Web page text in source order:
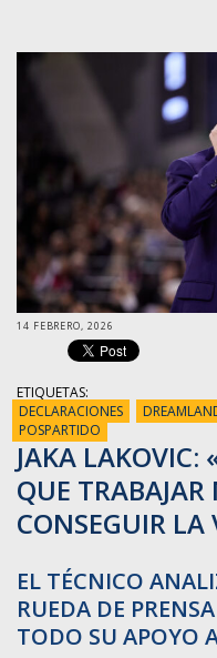
14 FEBRERO, 2026
ETIQUETAS:
DECLARACIONES
POSPARTIDO
JAKA LAKOVIC:
QUE
CONSEGUIR LA
EL TÉCNICO
RUEDA DE
TODO SU APOYO